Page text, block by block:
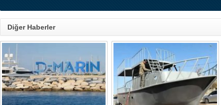
Diğer Haberler